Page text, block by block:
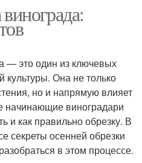
— это один из ключевых
Она не только
но и напрямую влияет
начинающие виноградари
и как правильно обрезку. В
секреты осенней обрезки
в этом процессе.